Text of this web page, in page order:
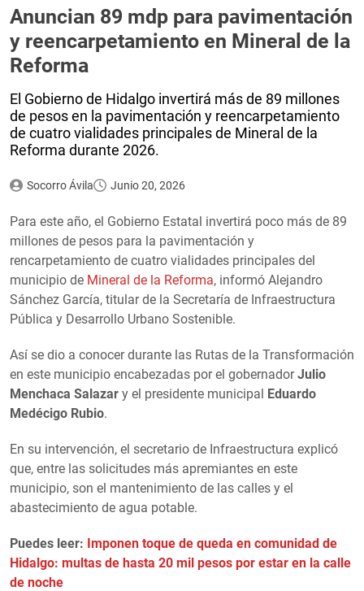
Anuncian 89 mdp para pavimentación
y reencarpetamiento en Mineral de la
Reforma
El Gobierno de Hidalgo invertirá más de 89 millones
de pesos en la pavimentación y reencarpetamiento
de cuatro vialidades principales de Mineral de la
Reforma durante 2026.
Socorro Ávila Junio 20, 2026
Para este año, el Gobierno Estatal invertirá poco más de 89
millones de pesos para la pavimentación y
rencarpetamiento de cuatro vialidades principales del
municipio de Mineral de la Reforma, informó Alejandro
Sánchez García, titular de la Secretaría de Infraestructura
Pública y Desarrollo Urbano Sostenible.
Así se dio a conocer durante las Rutas de la Transformación
en este municipio encabezadas por el gobernadorJulio
Menchaca Salazar y el presidente municipal Eduardo
Medécigo Rubio.
En su intervención, el secretario de Infraestructura explicó
que, entre las solicitudes más apremiantes en este
municipio, son el mantenimiento de las calles y el
abastecimiento de agua potable.
Puedes leer: Imponen toque de queda en comunidad de
Hidalgo: multas de hasta 20 mil pesos por estar en la calle
de noche